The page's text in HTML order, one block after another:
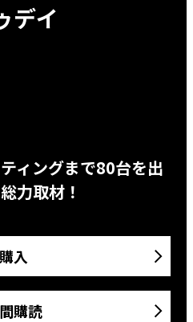
デイ
ィングまで80台を出
力取材！
購入
購読